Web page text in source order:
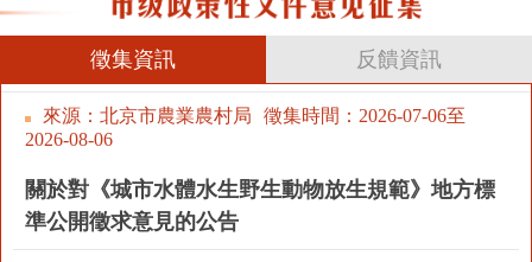
市領導 政策服務
政策兌現 政策解讀 回應關切
決策公開 專題公開
徵集資訊 反饋資訊
來源：北京市農業農村局 徵集時間： 2026-07-06至
2026-08-06
關於對《城市水體水生野生動物放生規範》地方標
準公開徵求意見的公告